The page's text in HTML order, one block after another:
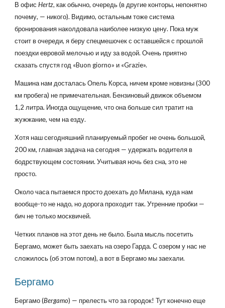
В офисHertz, как обычно, очередь (в другие конторы, непонятно
почему, — никого). Видимо, остальным тоже система
бронирования наколдовала наиболее низкую цену. Пока муж
стоит в очереди, я беру спецмешочек с оставшейся с прошлой
поездки евровой мелочью и иду за водой. Очень приятно
сказать спустя год «Buon giorno» и «Grazie».
Машина нам досталась Опель Корса, ничем кроме новизны (300
км пробега) не примечательная. Бензиновый движок объемом
1,2 литра. Иногда ощущение, что она больше сил тратит на
жужжание, чем на езду.
Хотя наш сегодняшний планируемый пробег не очень большой,
200 км, главная задача на сегодня — удержать водителя в
бодрствующем состоянии. Учитывая ночь без сна, это не
просто.
Около часа пытаемся просто доехать до Милана, куда нам
вообще-то не надо, но дорога проходит так. Утренние пробки —
бич не только москвичей.
Четких планов на этот день не было. Была мысль посетить
Бергамо, может быть заехать на озеро Гарда. С озером у нас не
сложилось (об этом потом), а вот в Бергамо мы заехали.
Бергамо
Бергамо (Bergamo) — прелесть что за городок! Тут конечно еще